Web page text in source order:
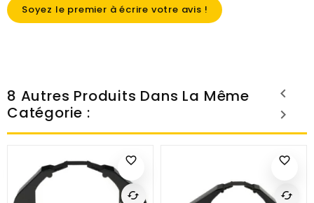
Soyez le premier à écrire votre avis !
8 Autres Produits Dans La Même
Catégorie :
favorite_border
cached
favorite_border
cached